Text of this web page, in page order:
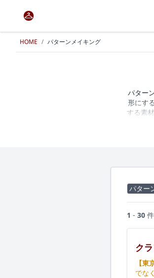
HOME / パターンメイキング
パター
形にす
する素
パタ
を確
パター
1 - 30
ク
【東
でな